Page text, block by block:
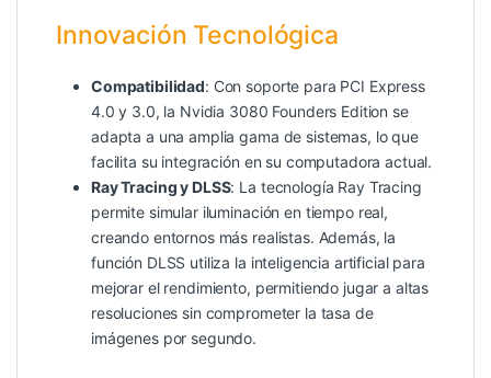
Innovación Tecnológica
Compatibilidad: Con soporte para PCI Express
4.0 y 3.0, la Nvidia 3080 Founders Edition se
adapta a una amplia gama de sistemas, lo que
facilita su integración en su computadora actual.
Ray Tracing y DLSS: La tecnología Ray Tracing
permite simular iluminación en tiempo real,
creando entornos más realistas. Además, la
función DLSS utiliza la inteligencia artificial para
mejorar el rendimiento, permitiendo jugar a altas
resoluciones sin comprometer la tasa de
imágenes por segundo.